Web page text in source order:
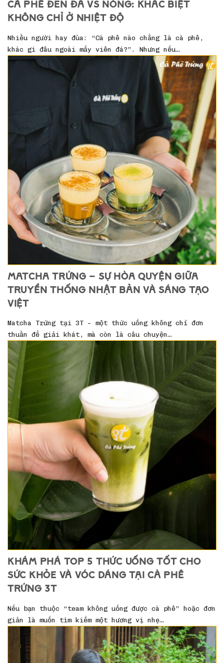
CÀ PHÊ ĐEN ĐÁ VS NÓNG: KHÁC BIỆT
KHÔNG CHỈ Ở NHIỆT ĐỘ
Nhiều người hay đùa: “Cà phê nào chẳng là cà phê,
khác gì đâu ngoài mấy viên đá?”. Nhưng nếu…
MATCHA TRỨNG – SỰ HÒA QUYỆN GIỮA
TRUYỀN THỐNG NHẬT BẢN VÀ SÁNG TẠO
VIỆT
Matcha Trứng tại 3T – một thức uống không chỉ đơn
thuần để giải khát, mà còn là câu chuyện…
KHÁM PHÁ TOP 5 THỨC UỐNG TỐT CHO
SỨC KHỎE VÀ VÓC DÁNG TẠI CÀ PHÊ
TRỨNG 3T
Nếu bạn thuộc “team không uống được cà phê” hoặc đơn
giản là muốn tìm kiếm một hương vị nhẹ…